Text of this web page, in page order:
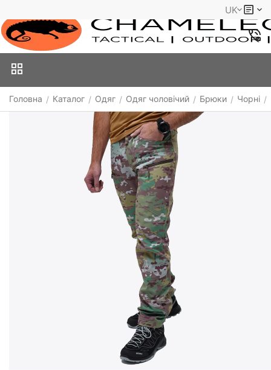
UK
Головна / Каталог / Одяг / Одяг чоловічий / Брюки / Чорні /